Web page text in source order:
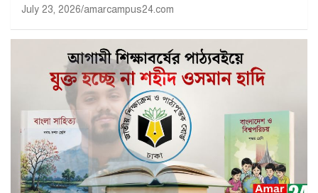
July 23, 2026 amarcampus24.com